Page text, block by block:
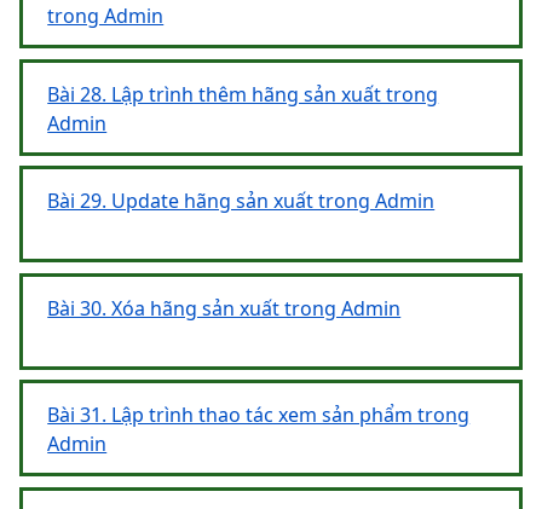
trong Admin
Bài 28. Lập trình thêm hãng sản xuất trong
Admin
Bài 29. Update hãng sản xuất trong Admin
Bài 30. Xóa hãng sản xuất trong Admin
Bài 31. Lập trình thao tác xem sản phẩm trong
Admin